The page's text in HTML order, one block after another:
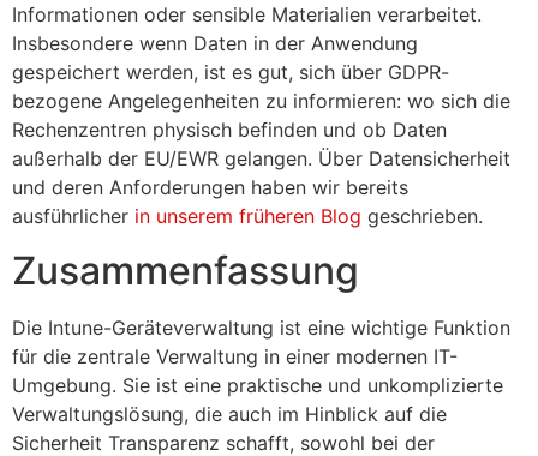
Informationen oder sensible Materialien verarbeitet.
Insbesondere wenn Daten in der Anwendung
gespeichert werden, ist es gut, sich über GDPR-
bezogene Angelegenheiten zu informieren: wo sich die
Rechenzentren physisch befinden und ob Daten
außerhalb der EU/EWR gelangen. Über Datensicherheit
und deren Anforderungen haben wir bereits
ausführlicher in unserem früheren Blog geschrieben.
Zusammenfassung
Die Intune-Geräteverwaltung ist eine wichtige Funktion
für die zentrale Verwaltung in einer modernen IT-
Umgebung. Sie ist eine praktische und unkomplizierte
Verwaltungslösung, die auch im Hinblick auf die
Sicherheit Transparenz schafft, sowohl bei der